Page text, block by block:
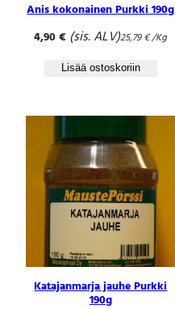
7
0
r
Anis kokonainen Purkki 190g
4,90€ (sis. ALV)25,79€/Kg
Lisää ostoskoriin
Katajanmarja jauhe Purkki
190g